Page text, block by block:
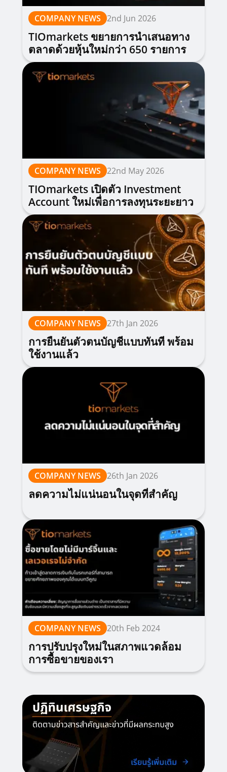
COMPANY NEWS 2nd Jun 2026
TIOmarkets ขยายการนำเสนอทาง
ตลาดด้วยหุ้นใหม่กว่า 650 รายการ
COMPANY NEWS 22nd May 2026
TIOmarkets เปิดตัว Investment
Account ใหม่เพื่อการลงทุนระยะยาว
COMPANY NEWS 27th Jan 2026
การยืนยันตัวตนบัญชีแบบทันที พร้อม
ใช้งานแล้ว
COMPANY NEWS 26th Jan 2026
ลดความไม่แน่นอนในจุดที่สำคัญ
COMPANY NEWS 20th Feb 2024
การปรับปรุงใหม่ในสภาพแวดล้อม
การซื้อขายของเรา